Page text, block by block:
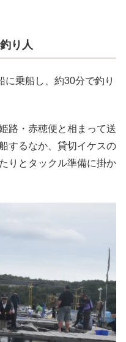
り人
乗船し、約30分で釣り
路・赤穂便と相まって送
するなか、貸切イケスの
りとタックル準備に掛か